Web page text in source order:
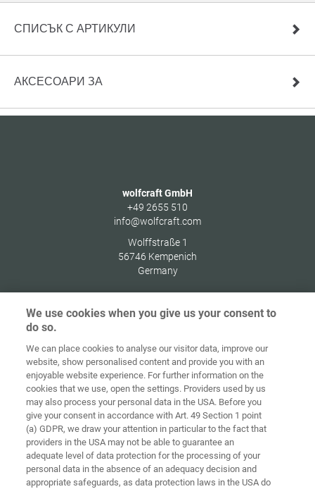
СПИСЪК С АРТИКУЛИ
АКСЕСОАРИ ЗА
wolfcraft GmbH
+49 2655 510
info@wolfcraft.com
Wolffstraße 1
56746 Kempenich
Germany
Начална
страница Контакт Импресум
Защита на
данните
ОТУ
Политика за
бисквитки Вписване
Accessibility
Statement
Настройки на бисквитките
We use cookies when you give us your consent to
do so.
We can place cookies to analyse our visitor data, improve our
website, show personalised content and provide you with an
enjoyable website experience. For further information on the
cookies that we use, open the settings. Providers used by us
may also process your personal data in the USA. Before you
give your consent in accordance with Art. 49 Section 1 point
(a) GDPR, we draw your attention in particular to the fact that
providers in the USA may not be able to guarantee an
adequate level of data protection for the processing of your
personal data in the absence of an adequacy decision and
appropriate safeguards, as data protection laws in the USA do